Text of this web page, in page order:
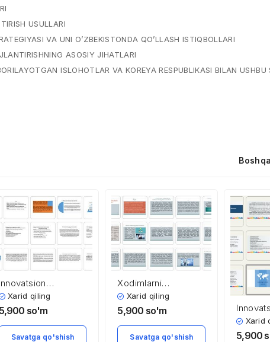
USULLARI
VA UNI O’ZBEKISTONDA QO’LLASH ISTIQBOLLARI
ASOSIY JIHATLARI
ISLOHOTLAR VA KOREYA RESPUBLIKASI BILAN USHBU
Innovatsion
davrida
mintaqalarning
va tabiiy resurslari
Xarid qiling
5,900 so'm
Savatga qo'shish
Xodimlarni
innovatsion
boshqarish
Xarid qiling
5,900 so'm
Savatga qo'shish
Xarid
5,900